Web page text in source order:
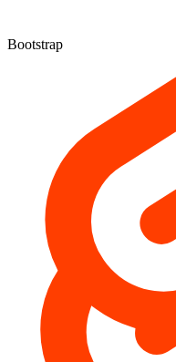
Bootstrap